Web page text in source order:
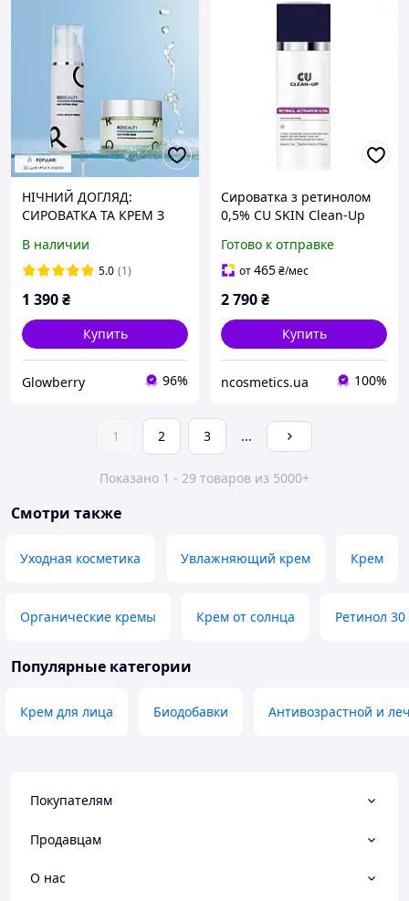
НІЧНИЙ ДОГЛЯД:
СИРОВАТКА ТА КРЕМ З
В наличии
5.0 (1)
1 390₴
Купить
Glowberry 96%
Сироватка з ретинолом
0,5% CU SKIN Clean-Up
мл
Готово к отправке
от465₴/мес
2 790₴
Купить
ncosmetics.ua 100%
1 2 3 ...
Показано 1 - 29 товаров из 5000+
Смотри также
Уходная косметика Увлажняющий крем Крем
Органические кремы Крем от солнца Ретинол
Популярные категории
Крем для лица Биодобавки Антивозрастной и
Покупателям
Продавцам
О нас